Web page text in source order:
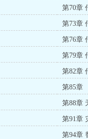
第70章
第73章
第76章
第79章
第82章
第85章
第88章
第91章
第94章